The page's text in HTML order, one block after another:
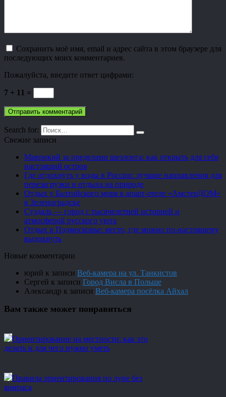
Сохранить моё имя, email и адрес сайта в этом браузере для
последующих моих комментариев.
Пожалуйста, введите ответ цифрами:
7 + 11 =
Search for:
Свежие записи
Маврикий за пределами шезлонга: как открыть для себя
настоящий остров
Где отдохнуть у воды в России: лучшие направления для
перезагрузки и отдыха на природе
Отдых у Балтийского моря в апарт-отеле «АмстерДОМ»
в Зеленоградске
Суздаль — город с тысячелетней историей и
атмосферой русского уюта
Отдых в Подмосковье: место, где можно по-настоящему
выдохнуть
Новые комментарии
юрий к записи Веб-камера на ул. Танкистов
Сергей к записи Город Висла в Польше
Александр к записи Веб-камера посёлка Айхал
Вам также может понравиться
Ориентирование на местности: как это
делать и для чего нужно уметь
Правила ориентирования по луне без
компаса